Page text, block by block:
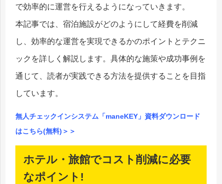
で効率的に運営を行えるようになっていきます。
本記事では、宿泊施設がどのようにして経費を削減
し、効率的な運営を実現できるかのポイントとテクニ
ックを詳しく解説します。具体的な施策や成功事例を
通じて、読者が実践できる方法を提供することを目指
しています。
無人チェックインシステム「maneKEY」資料ダウンロード
はこちら(無料)＞＞
ホテル・旅館でコスト削減に必要
なポイント!